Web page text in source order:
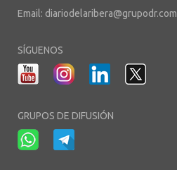
Email: diariodelaribera@grupodr.com
SÍGUENOS
GRUPOS DE DIFUSIÓN